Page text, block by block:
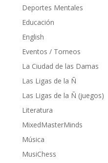
Deportes Mentales
Educación
English
Eventos / Torneos
La Ciudad de las Damas
Las Ligas de la Ñ
Las Ligas de la Ñ (juegos)
Literatura
MixedMasterMinds
Música
MusiChess